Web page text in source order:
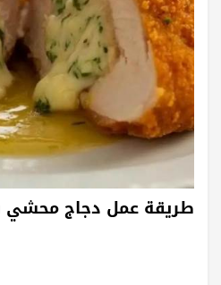
طريقة عمل دجاج محشي